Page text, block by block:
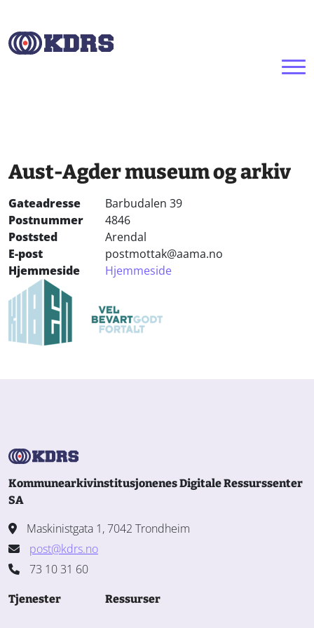
Hopp til hovedinnhold
Aust-Agder museum og arkiv
Gateadresse
Barbudalen 39
Postnummer
4846
Poststed
Arendal
E-post
postmottak@aama.no
Hjemmeside
Hjemmeside
Bilde
Kommunearkivinstitusjonenes Digitale Ressurssenter
SA
Maskinistgata 1, 7042 Trondheim
post@kdrs.no
73 10 31 60
Tjenester Ressurser